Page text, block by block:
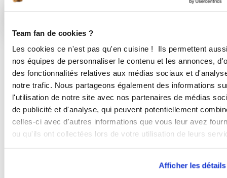
Team fan de cookies ?
Les cookies ce n'est pas qu'en cuisine ! Ils permettent
nos équipes de personnaliser le contenu et les annonces,
des fonctionnalités relatives aux médias sociaux et
notre trafic. Nous partageons également des informations
l'utilisation de notre site avec nos partenaires de médias
de publicité et d'analyse, qui peuvent potentiellement
celles-ci avec d'autres informations que vous leur avez
ou qu'ils ont collectées lors de votre utilisation de leurs
Afficher les détails
7 commentaires
patriciab_8264
mercredi 26 janvier 2022 à 21h30